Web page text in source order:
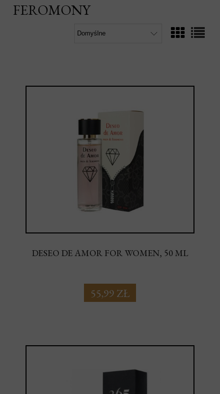
FEROMONY
DESEO DE AMOR FOR WOMEN, 50 ML
55,99 ZŁ